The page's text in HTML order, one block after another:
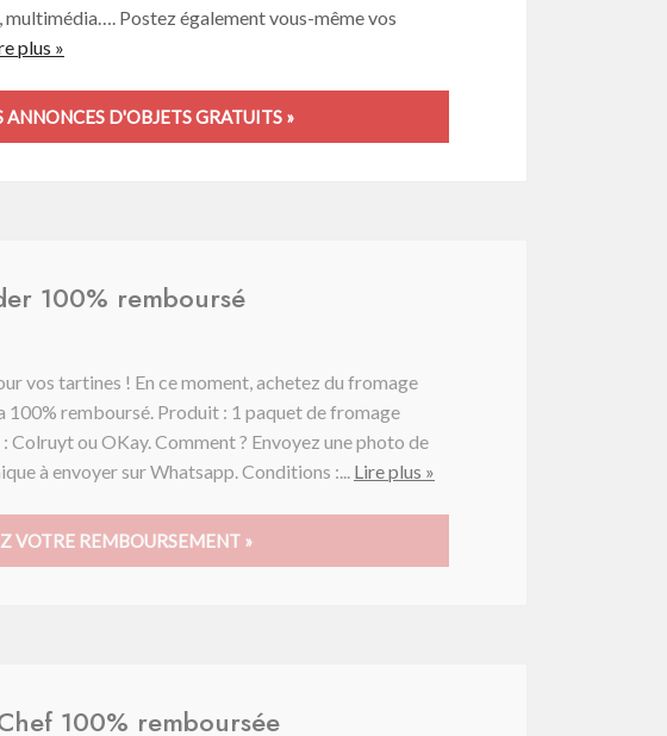
multimédia…. Postez également vous-même vos
plus »
ANNONCES D'OBJETS GRATUITS »
100% remboursé
vos tartines ! En ce moment, achetez du fromage
remboursé. Produit : 1 paquet de fromage
ou OKay. Comment ? Envoyez une photo de
à envoyer sur Whatsapp. Conditions :... Lire plus »
VOTRE REMBOURSEMENT »
100% remboursée